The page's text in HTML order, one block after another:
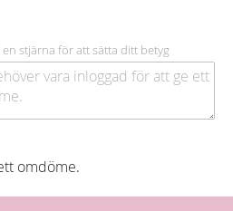
en stjärna för att sätta ditt betyg
omdöme.